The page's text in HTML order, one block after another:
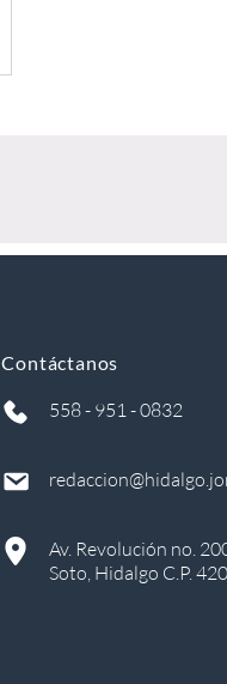
Contáctanos
558 - 951 - 0832
Av. Revolución no.
Soto, Hidalgo C.P.